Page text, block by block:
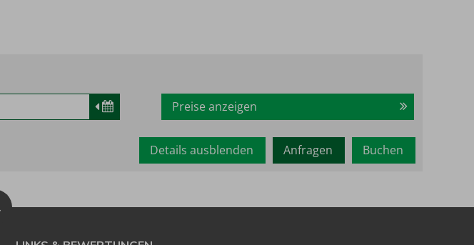
Preise anzeigen
Buchen
Anfragen
Details ausblenden